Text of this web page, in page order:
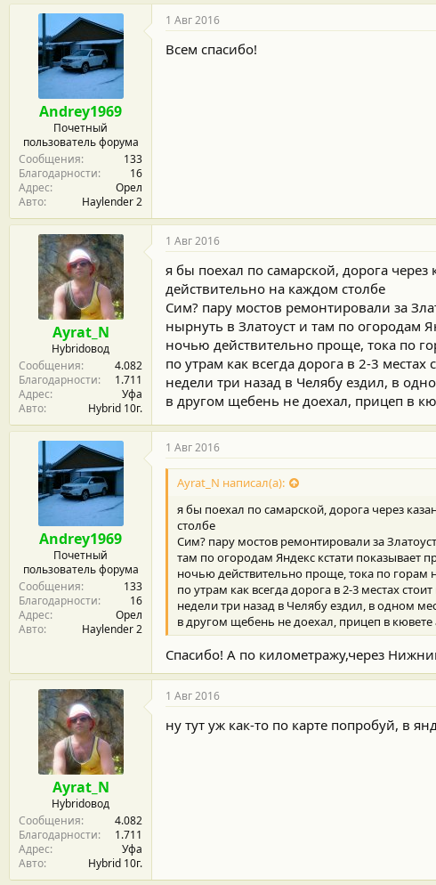
Andrey1969
Почетный
пользователь форума
Сообщения
133
Благодарности
16
Адрес
Орел
Авто
Haylender 2
1 Авг 2016
Всем спасибо!
Ayrat_N
Hybridовод
Сообщения
4.082
Благодарности
1.711
Адрес
Уфа
Авто
Hybrid 10г.
1 Авг 2016
я бы поехал по самарской, дорога
действительно на каждом столбе
Сим? пару мостов ремонтировали за
нырнуть в Златоуст и там по огородам
ночью действительно проще, тока по
по утрам как всегда дорога в 2-3
недели три назад в Челябу ездил, в
в другом щебень не доехал, прицеп в
Andrey1969
Почетный
пользователь форума
Сообщения
133
Благодарности
16
Адрес
Орел
Авто
Haylender 2
1 Авг 2016
Ayrat_N написал(а):
я бы поехал по самарской, дорога через
столбе
Сим? пару мостов ремонтировали за
там по огородам Яндекс кстати показывает
ночью действительно проще, тока по горам
по утрам как всегда дорога в 2-3 местах
недели три назад в Челябу ездил, в одном
в другом щебень не доехал, прицеп в
Спасибо! А по километражу,через
Ayrat_N
Hybridовод
Сообщения
4.082
Благодарности
1.711
Адрес
Уфа
Авто
Hybrid 10г.
1 Авг 2016
ну тут уж как-то по карте попробуй, в